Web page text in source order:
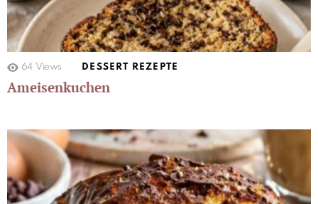
64 Views DESSERT REZEPTE
Ameisenkuchen